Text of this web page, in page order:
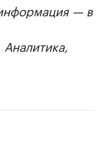
— в
Аналитика,